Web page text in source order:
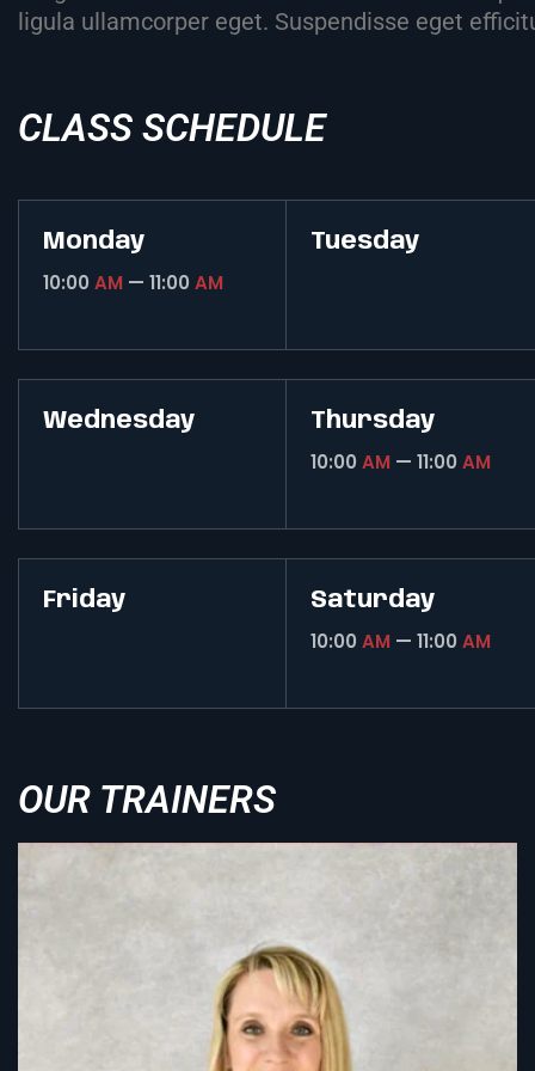
ligula ullamcorper eget. Suspendisse eget
CLASS SCHEDULE
Monday
10:00 AM — 11:00 AM
Tuesday
Wednesday
Thursday
10:00 AM — 11:00 AM
Friday
Saturday
10:00 AM — 11:00 AM
OUR TRAINERS